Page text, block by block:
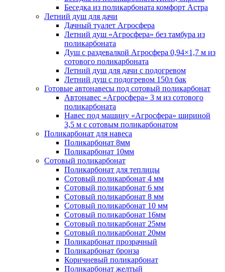
Беседка из поликарбоната комфорт Астра
Летний душ для дачи
Дачный туалет Агросфера
Летний душ «Агросфера» без тамбура из
поликарбоната
Душ с раздевалкой Агросфера 0,94×1,7 м из
сотового поликарбоната
Летний душ для дачи с подогревом
Летний душ с подогревом 150л бак
Готовые автонавесы под сотовый поликарбонат
Автонавес «Агросфера» 3 м из сотового
поликарбоната
Навес под машину «Агросфера» шириной
3,5 м с сотовым поликарбонатом
Поликарбонат для навеса
Поликарбонат 8мм
Поликарбонат 10мм
Сотовый поликарбонат
Поликарбонат для теплицы
Сотовый поликарбонат 4 мм
Сотовый поликарбонат 6 мм
Сотовый поликарбонат 8 мм
Сотовый поликарбонат 10 мм
Сотовый поликарбонат 16мм
Сотовый поликарбонат 25мм
Сотовый поликарбонат 20мм
Поликарбонат прозрачный
Поликарбонат бронза
Коричневый поликарбонат
Поликарбонат желтый